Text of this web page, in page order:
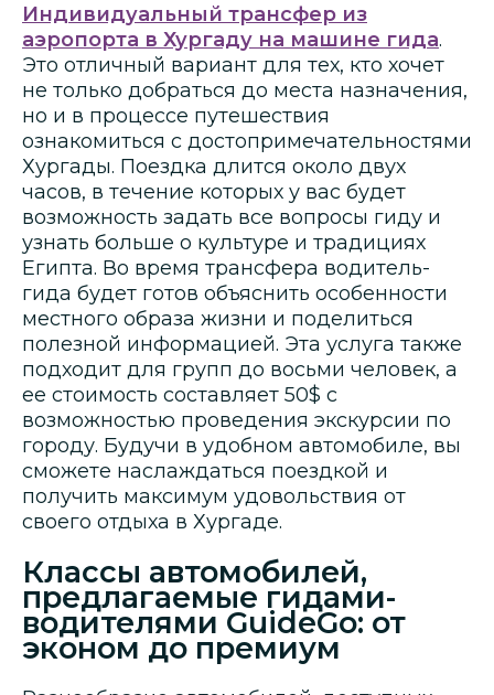
Индивидуальный трансфер из
аэропорта в Хургаду на машине гида.
Это отличный вариант для тех, кто хочет
не только добраться до места назначения,
но и в процессе путешествия
ознакомиться с достопримечательностями
Хургады. Поездка длится около двух
часов, в течение которых у вас будет
возможность задать все вопросы гиду и
узнать больше о культуре и традициях
Египта. Во время трансфера водитель-
гида будет готов объяснить особенности
местного образа жизни и поделиться
полезной информацией. Эта услуга также
подходит для групп до восьми человек, а
ее стоимость составляет 50$ с
возможностью проведения экскурсии по
городу. Будучи в удобном автомобиле, вы
сможете наслаждаться поездкой и
получить максимум удовольствия от
своего отдыха в Хургаде.
Классы автомобилей,
предлагаемые гидами-
водителями GuideGo: от
эконом до премиум